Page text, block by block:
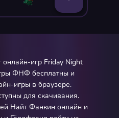
игр Friday Night
ФНФ бесплатны и
игры в браузере.
для скачивания.
Найт Фанкин онлайн и